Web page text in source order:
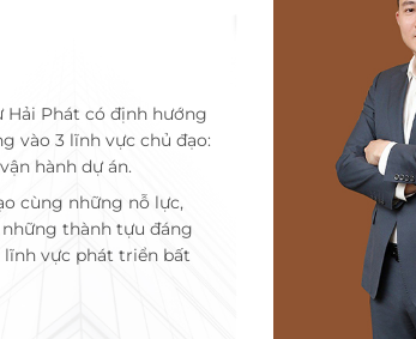
Hải Phát có định hướng
vào 3 lĩnh vực chủ đạo:
hành dự án.
cùng những nỗ lực,
những thành tựu đáng
vực phát triển bất